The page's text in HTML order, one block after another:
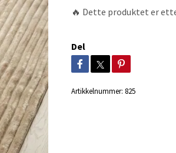
🔥 Dette produktet er
Del
Artikkelnummer: 825